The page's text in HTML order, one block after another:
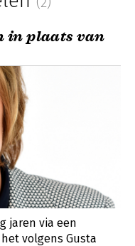
in plaats van
jaren via een
volgens Gusta